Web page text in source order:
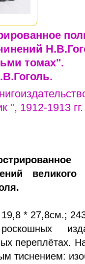
томах".
", 1912-1913 гг.
великого
* 27,8см.;
переплётах.
тиснением: